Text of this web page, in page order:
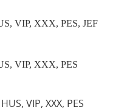
VIP, XXX, PES, JEF
VIP, XXX, PES
VIP, XXX, PES